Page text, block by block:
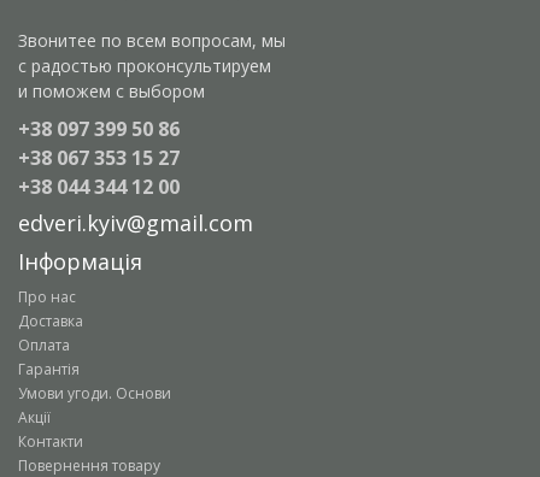
Звонитее по всем вопросам, мы
с радостью проконсультируем
и поможем с выбором
+38 097 399 50 86
+38 067 353 15 27
+38 044 344 12 00
edveri.kyiv@gmail.com
Інформація
Про нас
Доставка
Оплата
Гарантія
Умови угоди. Основи
Акції
Контакти
Повернення товару